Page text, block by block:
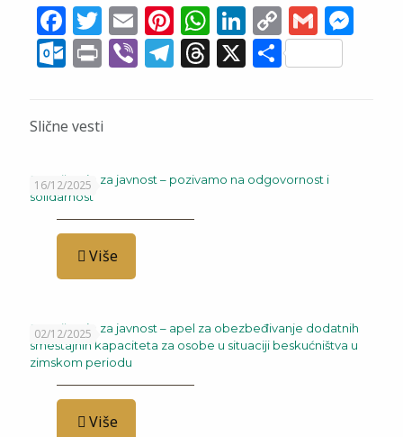
Facebook
Twitter
EmailPinterest
WhatsApp
LinkedIn
Copy
Link
Gmail
Outlook.com
PrintViberTelegram
Threads
X Share
Slične vesti
16/12/2025
Saopštenje za javnost – pozivamo na odgovornost i
solidarnost
Više
02/12/2025
Saopštenje za javnost – apel za obezbeđivanje dodatnih
smeštajnih kapaciteta za osobe u situaciji beskućništva u
zimskom periodu
Više